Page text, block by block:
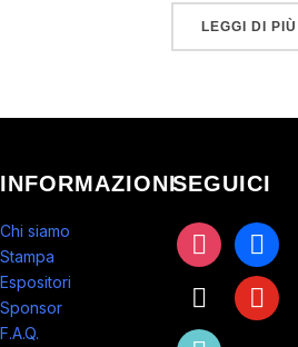
LEGGI DI PIÙ
INFORMAZIONI
Chi siamo
Stampa
Espositori
Sponsor
F.A.Q.
SEGUICI
instagramfacebook
youtube
tiktok